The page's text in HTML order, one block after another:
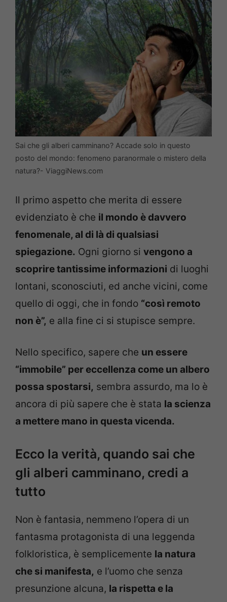
Sai che gli alberi camminano? Accade solo in questo
posto del mondo: fenomeno paranormale o mistero della
natura?- ViaggiNews.com
Il primo aspetto che merita di essere
evidenziato è che il mondo è davvero
fenomenale, al di là di qualsiasi
spiegazione. Ogni giorno si vengono a
scoprire tantissime informazioni di luoghi
lontani, sconosciuti, ed anche vicini, come
quello di oggi, che in fondo “così remoto
non è”, e alla fine ci si stupisce sempre.
Nello specifico, sapere che un essere
“immobile” per eccellenza come un albero
possa spostarsi, sembra assurdo, ma lo è
ancora di più sapere che è stata la scienza
a mettere mano in questa vicenda.
Ecco la verità, quando sai che
gli alberi camminano, credi a
tutto
Non è fantasia, nemmeno l’opera di un
fantasma protagonista di una leggenda
folkloristica, è semplicemente la natura
che si manifesta, e l’uomo che senza
presunzione alcuna, la rispetta e la